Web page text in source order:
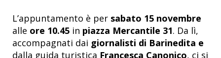
L’appuntamento è per sabato 15 novembre
alle ore 10.45 in piazza Mercantile 31. Da lì,
accompagnati dai giornalisti di Barinedita e
dalla guida turistica Francesca Canonico, ci si